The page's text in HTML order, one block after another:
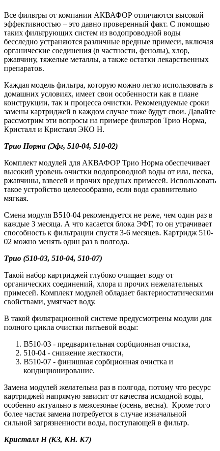
Все фильтры от компании АКВАФОР отличаются высокой
эффективностью – это давно проверенный факт. С помощью
таких фильтрующих систем из водопроводной воды
бесследно устраняются различные вредные примеси, включая
органические соединения (в частности, фенолы), хлор,
ржавчину, тяжелые металлы, а также остатки лекарственных
препаратов.
Каждая модель фильтра, которую можно легко использовать в
домашних условиях, имеет свои особенности как в плане
конструкции, так и процесса очистки. Рекомендуемые сроки
замены картриджей в каждом случае тоже будут свои. Давайте
рассмотрим эти вопросы на примере фильтров Трио Норма,
Кристалл и Кристалл ЭКО Н.
Трио Норма (Эфг, 510-04, 510-02)
Комплект модулей для АКВАФОР Трио Норма обеспечивает
высокий уровень очистки водопроводной воды от ила, песка,
ржавчины, взвесей и прочих вредных примесей. Использовать
такое устройство целесообразно, если вода сравнительно
мягкая.
Смена модуля B510-04 рекомендуется не реже, чем один раз в
каждые 3 месяца. А что касается блока ЭФГ, то он утрачивает
способность к фильтрации спустя 3-6 месяцев. Картридж 510-
02 можно менять один раз в полгода.
Трио (510-03, 510-04, 510-07)
Такой набор картриджей глубоко очищает воду от
органических соединений, хлора и прочих нежелательных
примесей. Комплект модулей обладает бактериостатическими
свойствами, умягчает воду.
В такой фильтрационной системе предусмотрены модули для
полного цикла очистки питьевой воды:
В510-03 - предварительная сорбционная очистка,
510-04 - снижение жесткости,
В510-07 - финишная сорбционная очистка и
кондиционирование.
Замена модулей желательна раз в полгода, потому что ресурс
картриджей напрямую зависит от качества исходной воды,
особенно актуально в межсезонье (осень, весна). Кроме того
более частая замена потребуется в случае изначальной
сильной загрязненности воды, поступающей в фильтр.
Кристалл Н (К3, КН. К7)